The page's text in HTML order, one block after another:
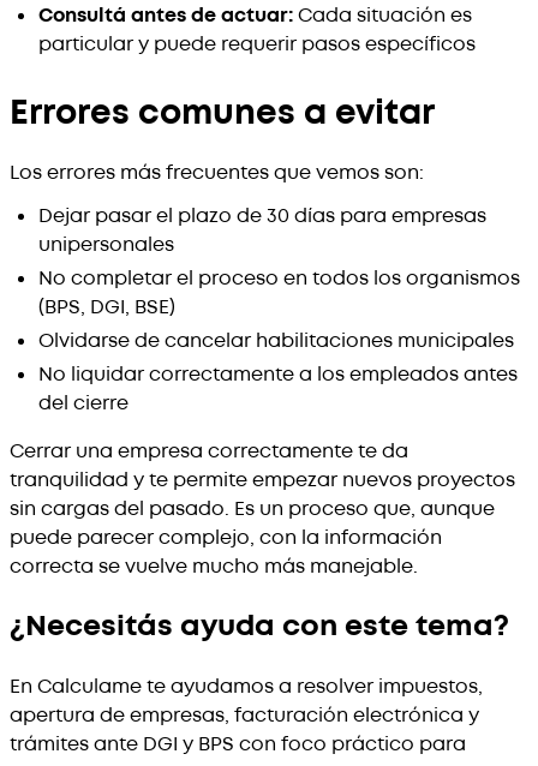
Consultá antes de actuar:Cada situación es
particular y puede requerir pasos específicos
Errores comunes a evitar
Los errores más frecuentes que vemos son:
Dejar pasar el plazo de 30 días para empresas
unipersonales
No completar el proceso en todos los organismos
(BPS, DGI, BSE)
Olvidarse de cancelar habilitaciones municipales
No liquidar correctamente a los empleados antes
del cierre
Cerrar una empresa correctamente te da
tranquilidad y te permite empezar nuevos proyectos
sin cargas del pasado. Es un proceso que, aunque
puede parecer complejo, con la información
correcta se vuelve mucho más manejable.
¿Necesitás ayuda con este tema?
En Calculame te ayudamos a resolver impuestos,
apertura de empresas, facturación electrónica y
trámites ante DGI y BPS con foco práctico para